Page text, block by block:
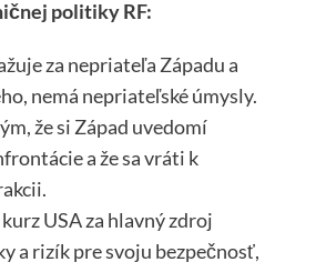
politiky RF:
za nepriateľa Západu a
nemá nepriateľské úmysly.
že si Západ uvedomí
a že sa vráti k
USA za hlavný zdroj
a rizík pre svoju bezpečnosť,